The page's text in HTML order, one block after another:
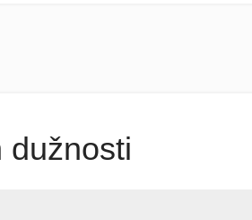
dužnosti